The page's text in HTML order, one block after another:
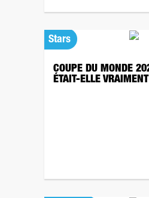
Stars
COUPE DU MONDE
ÉTAIT-ELLE